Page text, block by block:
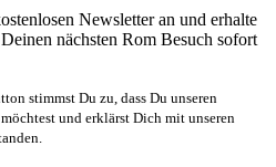
Newsletter an und erhalte
nächsten Rom Besuch sofort
stimmst Du zu, dass Du unseren
und erklärst Dich mit unseren